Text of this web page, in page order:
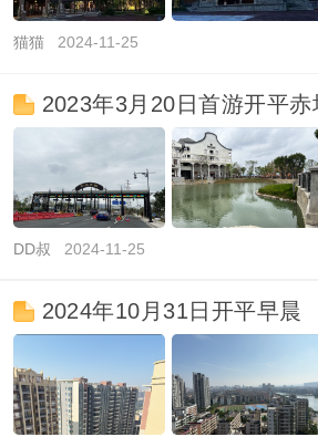
猫猫2024-11-25
2023年3月20日首游开平赤
DD叔 2024-11-25
2024年10月31日开平早晨